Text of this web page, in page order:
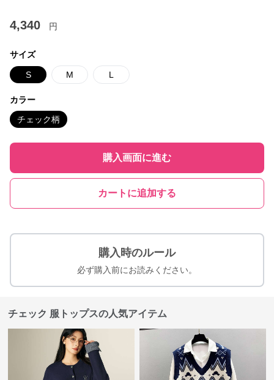
4,340 円
サイズ
S M L
カラー
チェック柄
購入画面に進む
カートに追加する
購入時のルール
必ず購入前にお読みください。
チェック 服トップスの人気アイテム